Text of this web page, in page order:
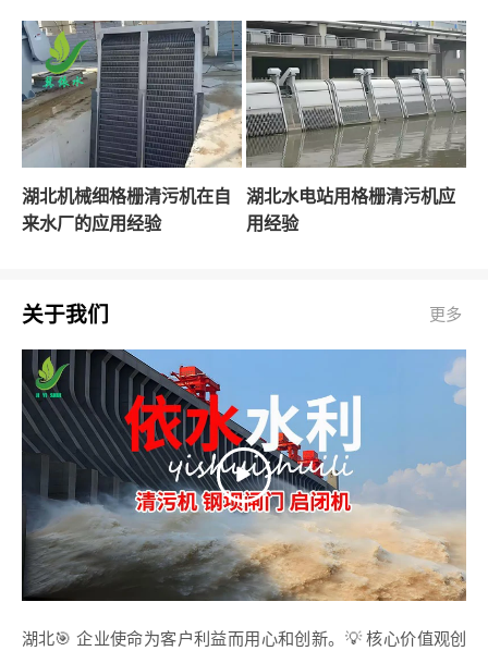
湖北机械细格栅清污机在自
来水厂的应用经验
湖北水电站用格栅清污机应
用经验
关于我们 更多
湖北🎯 企业使命为客户利益而用心和创新。💡 核心价值观创